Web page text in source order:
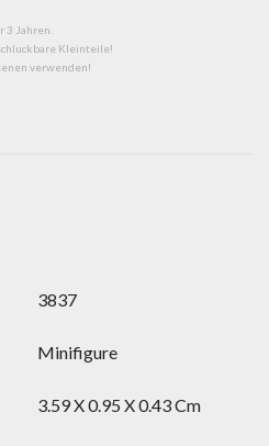
Jahren.
Kleinteile!
verwenden!
3837
Minifigure
3.59 X 0.95 X 0.43 Cm